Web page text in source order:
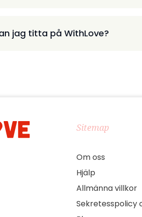
jag titta på WithLove?
Sitemap
Om oss
Hjälp
Allmänna villkor
Sekretesspolicy